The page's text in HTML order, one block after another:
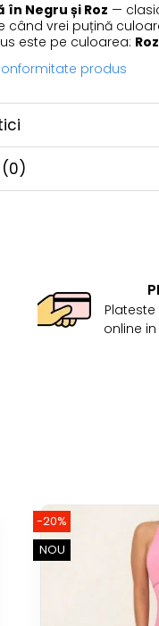
în Negru și Roz —
când vrei puțină
este pe culoarea: Roz
produs
(0)
online
-20%
NOU